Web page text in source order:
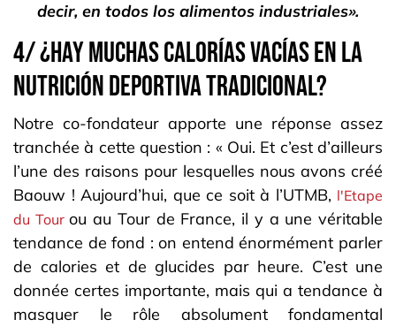
decir, en todos los alimentos industriales».
4/ ¿HAY MUCHAS CALORÍAS VACÍAS EN LA
NUTRICIÓN DEPORTIVA TRADICIONAL?
Notre co-fondateur apporte une réponse assez
tranchée à cette question : « Oui. Et c’est d’ailleurs
l’une des raisons pour lesquelles nous avons créé
Baouw ! Aujourd’hui, que ce soit à l’UTMB, l'Etape
du Tour ou au Tour de France, il y a une véritable
tendance de fond : on entend énormément parler
de calories et de glucides par heure. C’est une
donnée certes importante, mais qui a tendance à
masquer le rôle absolument fondamental